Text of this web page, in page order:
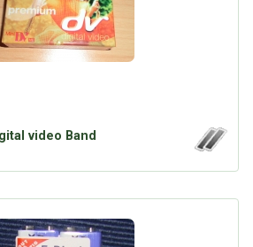
video Band